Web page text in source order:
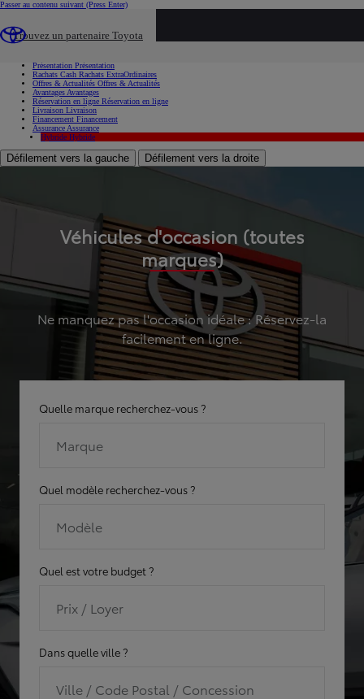
Passer au contenu suivant (Press Enter)
Trouvez un partenaire Toyota
Présentation Présentation
Rachats Cash Rachats ExtraOrdinaires
Offres & Actualités Offres & Actualités
Avantages Avantages
Réservation en ligne Réservation en ligne
Livraison Livraison
Financement Financement
Assurance Assurance
Hybride Hybride
Défilement vers la gauche Défilement vers la droite
Véhicules d'occasion (toutes
marques)
Ne manquez pas l'occasion idéale : Réservez-la
facilement en ligne.
Quelle marque recherchez-vous ?
Marque
Quel modèle recherchez-vous ?
Modèle
Quel est votre budget ?
Prix / Loyer
Dans quelle ville ?
Ville / Code Postal / Concession